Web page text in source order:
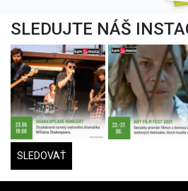
SLEDUJTE NÁŠ
SLEDOVAŤ